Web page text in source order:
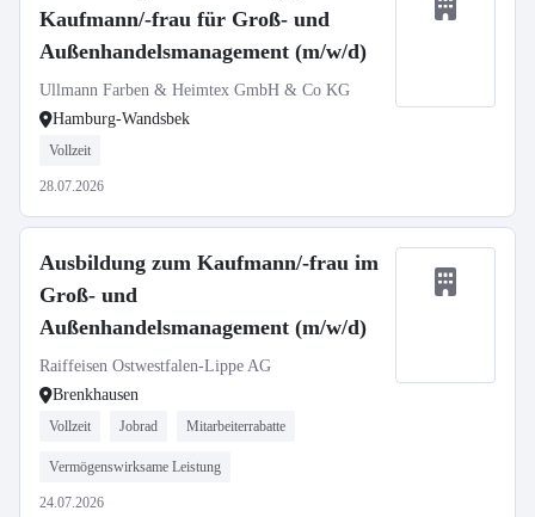
Kaufmann/-frau für Groß- und
Außenhandelsmanagement (m/w/d)
Ullmann Farben & Heimtex GmbH & Co KG
Hamburg-Wandsbek
Vollzeit
28.07.2026
Ausbildung zum Kaufmann/-frau im
Groß- und
Außenhandelsmanagement (m/w/d)
Raiffeisen Ostwestfalen-Lippe AG
Brenkhausen
Vollzeit Jobrad Mitarbeiterrabatte
Vermögenswirksame Leistung
24.07.2026